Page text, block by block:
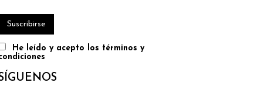
He leído y acepto los términos y